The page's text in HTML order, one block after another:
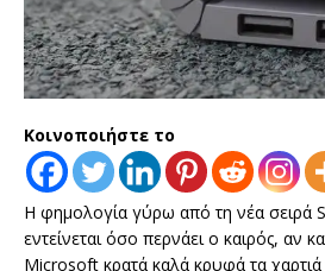
Κοινοποιήστε το
Η φημολογία γύρω από τη νέα σειρά
εντείνεται όσο περνάει ο καιρός, αν
Microsoft κρατά καλά κρυφά τα χαρτιά